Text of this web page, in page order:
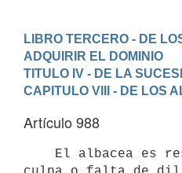
LIBRO TERCERO - DE
ADQUIRIR EL DOMINIO
TITULO IV - DE LA
CAPITULO VIII - DE LOS
Artículo 988